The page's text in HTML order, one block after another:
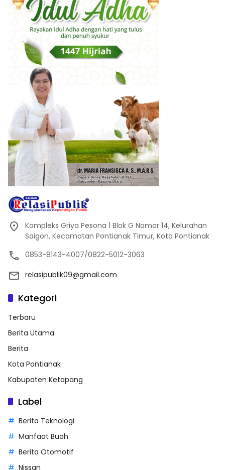
Kompleks Griya Pesona 1 Blok G Nomor 14, Kelurahan
Saigon, Kecamatan Pontianak Timur, Kota Pontianak
0853-8143-4007/0822-5012-3063
relasipublik09@gmail.com
Kategori
Terbaru
Berita Utama
Berita
Kota Pontianak
Kabupaten Ketapang
Label
Berita Teknologi
Manfaat Buah
Berita Otomotif
Nissan